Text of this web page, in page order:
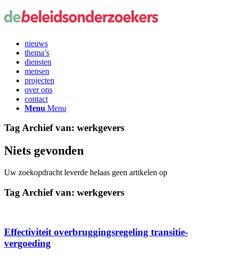
nieuws
thema’s
diensten
mensen
projecten
over ons
contact
Menu Menu
Tag Archief van: werkgevers
Niets gevonden
Uw zoekopdracht leverde helaas geen artikelen op
Tag Archief van: werkgevers
Effectivi­teit over­bruggings­­regeling transitie­­
vergoeding